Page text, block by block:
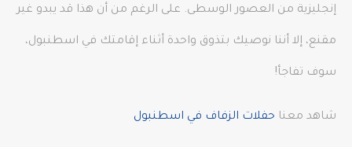
إنجليزية من العصور الوسطى. على الرغم من أن هذا قد يبدو غير
مقنع، إلا أننا نوصيك بتذوق واحدة أثناء إقامتك في اسطنبول،
سوف تفاجأ!
شاهد معنا حفلات الزفاف في اسطنبول